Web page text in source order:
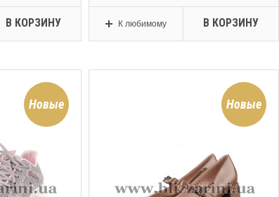
В КОРЗИНУ К любимому В КОРЗИНУ
Новые Новые